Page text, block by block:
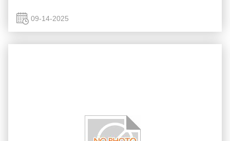
pode ajudar a evitar ...
09-14-2025